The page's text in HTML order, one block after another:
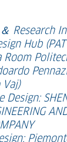
Research
Hub
Room
Vaj)